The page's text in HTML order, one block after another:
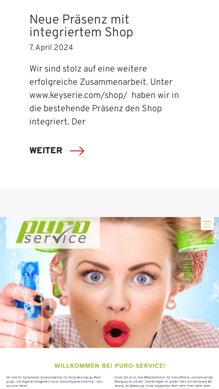
Neue Präsenz mit
integriertem Shop
7. April 2024
Wir sind stolz auf eine weitere
erfolgreiche Zusammenarbeit. Unter
www.keyserie.com/shop/ haben wir in
die bestehende Präsenz den Shop
integriert. Der
WEITER